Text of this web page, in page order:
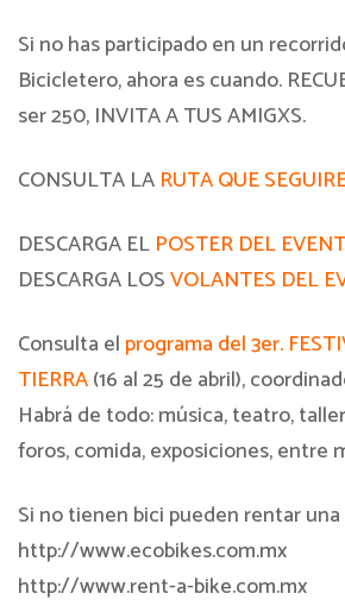
Si no has participado en un
Bicicletero, ahora es cuando.
ser 250, INVITA A TUS AMIGXS.
CONSULTA LA RUTA QUE
DESCARGA EL POSTER DEL
DESCARGA LOSVOLANTES DEL
Consulta el programa del 3er.
TIERRA(16 al 25 de abril),
Habrá de todo: música, teatro,
foros, comida, exposiciones, entre
Si no tienen bici pueden rentar una
http://www.ecobikes.com.mx
http://www.rent-a-bike.com.mx